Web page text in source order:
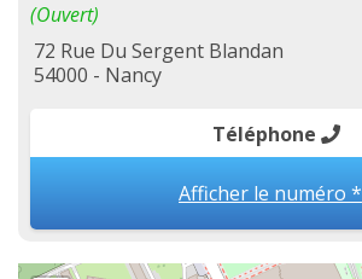
(Ouvert)
72 Rue Du Sergent Blandan
54000 - Nancy
Téléphone
Afficher le numéro *